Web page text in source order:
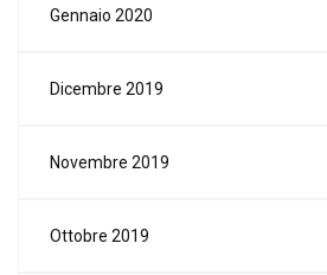
Gennaio 2020
Dicembre 2019
Novembre 2019
Ottobre 2019